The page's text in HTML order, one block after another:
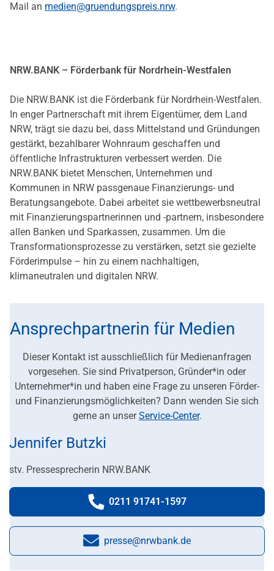
Mail an medien@gruendungspreis.nrw.
NRW.BANK – Förderbank für Nordrhein-Westfalen
Die NRW.BANK ist die Förderbank für Nordrhein-Westfalen.
In enger Partnerschaft mit ihrem Eigentümer, dem Land
NRW, trägt sie dazu bei, dass Mittelstand und Gründungen
gestärkt, bezahlbarer Wohnraum geschaffen und
öffentliche Infrastrukturen verbessert werden. Die
NRW.BANK bietet Menschen, Unternehmen und
Kommunen in NRW passgenaue Finanzierungs- und
Beratungsangebote. Dabei arbeitet sie wettbewerbsneutral
mit Finanzierungspartnerinnen und -partnern, insbesondere
allen Banken und Sparkassen, zusammen. Um die
Transformationsprozesse zu verstärken, setzt sie gezielte
Förderimpulse – hin zu einem nachhaltigen,
klimaneutralen und digitalen NRW.
Ansprechpartnerin für Medien
Dieser Kontakt ist ausschließlich für Medienanfragen
vorgesehen. Sie sind Privatperson, Gründer*in oder
Unternehmer*in und haben eine Frage zu unseren Förder-
und Finanzierungsmöglichkeiten? Dann wenden Sie sich
gerne an unserService-Center.
Jennifer Butzki
stv. Pressesprecherin NRW.BANK
Telefonnummer:
0211 91741-1597
E-Mail:
presse@nrwbank.de